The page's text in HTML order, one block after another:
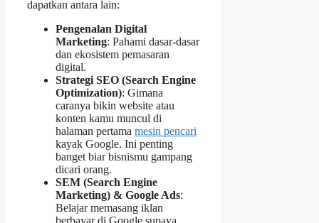
dapatkan antara lain:
Pengenalan Digital
Marketing: Pahami dasar-dasar
dan ekosistem pemasaran
digital.
Strategi SEO (Search Engine
Optimization): Gimana
caranya bikin website atau
konten kamu muncul di
halaman pertama mesin pencari
kayak Google. Ini penting
banget biar bisnismu gampang
dicari orang.
SEM (Search Engine
Marketing) & Google Ads:
Belajar memasang iklan
berbayar di Google supaya